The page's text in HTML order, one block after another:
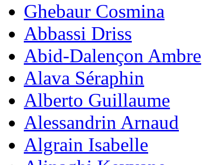
Ghebaur Cosmina
Abbassi Driss
Abid-Dalençon Ambre
Alava Séraphin
Alberto Guillaume
Alessandrin Arnaud
Algrain Isabelle